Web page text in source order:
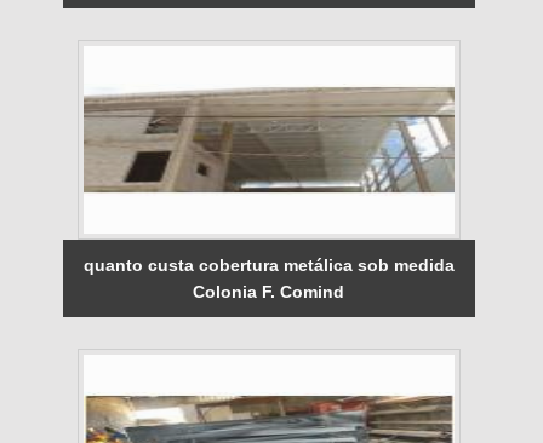
quanto custa cobertura metálica sob medida
Colonia F. Comind